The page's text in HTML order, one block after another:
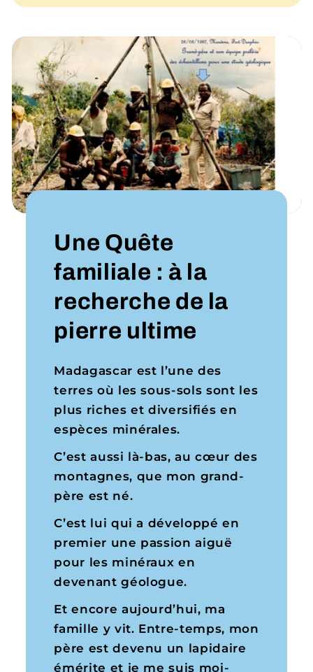
Une Quête
familiale : à la
recherche de la
pierre ultime
Madagascar est l’une des
terres où les sous-sols sont les
plus riches et diversifiés en
espèces minérales.
C’est aussi là-bas, au cœur des
montagnes, que mon grand-
père est né.
C’est lui qui a développé en
premier une passion aiguë
pour les minéraux en
devenant géologue.
Et encore aujourd’hui, ma
famille y vit. Entre-temps, mon
père est devenu un lapidaire
émérite et je me suis moi-